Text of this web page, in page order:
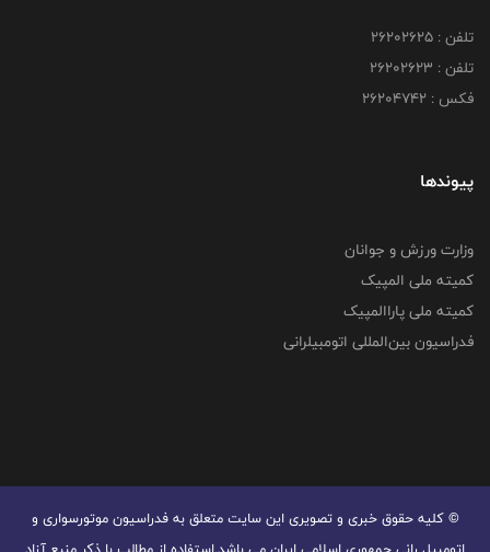
تلفن : ۲۶۲۰۲۶۲۵
تلفن : ۲۶۲۰۲۶۲۳
فکس : ۲۶۲۰۴۷۴۲
پیوندها
وزارت ورزش و جوانان
کمیته ملی المپیک
کمیته ملی پاراالمپیک
فدراسیون بین‌المللی اتومبیلرانی
© کليه حقوق خبری و تصويری اين سايت متعلق به فدراسیون موتورسواری و